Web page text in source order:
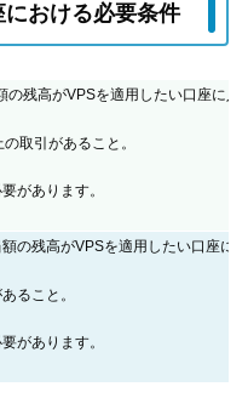
おける必要条件
の残高がVPSを適用したい口座に入
取引があること。
があります。
の残高がVPSを適用したい口座に
ること。
があります。